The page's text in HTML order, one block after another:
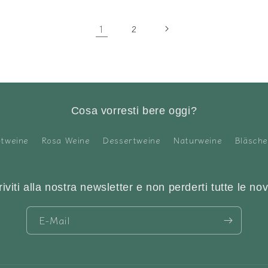
1 2
Cosa vorresti bere oggi?
Rosa Weine Dessertweine Naturweine
alla nostra newsletter e non perderti tutte le
E-Mail